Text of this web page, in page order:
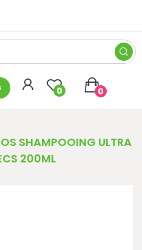
0 0
SHAMPOOING ULTRA
200ML